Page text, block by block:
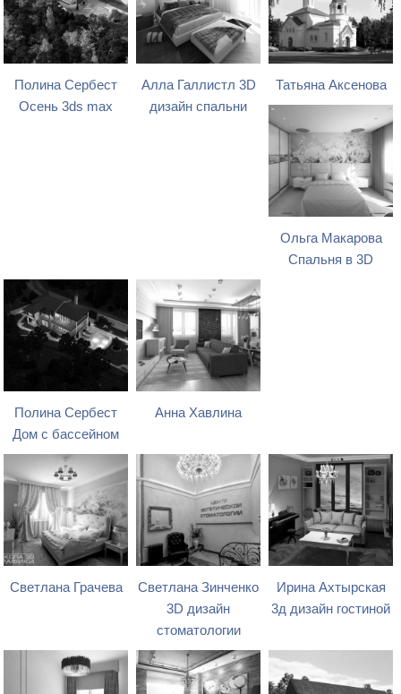
Полина Сербест
Осень 3ds max
Алла Галлистл 3D
дизайн спальни
Татьяна Аксенова
Ольга Макарова
Спальня в 3D
Полина Сербест
Дом с бассейном
Анна Хавлина
Светлана Грачева
Светлана Зинченко
3D дизайн
стоматологии
Ирина Ахтырская
3д дизайн гостиной